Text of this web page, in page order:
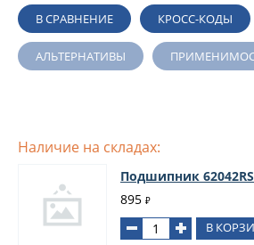
В СРАВНЕНИЕ КРОСС-КОДЫ
АЛЬТЕРНАТИВЫ
Наличие на складах:
Подшипник
895 ₽
В